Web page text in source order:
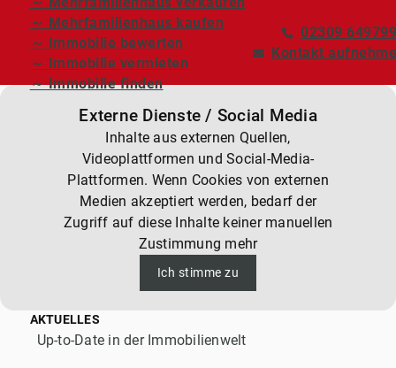
～ Mehrfamilienhaus kaufen
～ Immobilie bewerten
～ Immobilie vermieten
～ Immobilie finden
02309
Kontakt
Externe Dienste / Social Media
Inhalte aus externen Quellen,
Videoplattformen und Social-Media-
Plattformen. Wenn Cookies von externen
Medien akzeptiert werden, bedarf der
Zugriff auf diese Inhalte keiner manuellen
Zustimmung mehr
Ich stimme zu
AKTUELLES
Up-to-Date in der Immobilienwelt